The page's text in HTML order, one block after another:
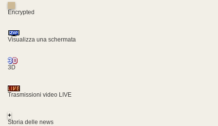
Encrypted
Visualizza una schermata
3D
Trasmissioni video LIVE
+
Storia delle news